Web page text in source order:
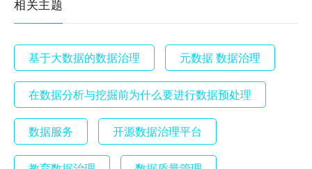
相关主题
基于大数据的数据治理 元数据 数据治理
在数据分析与挖掘前为什么要进行数据预处理
数据服务 开源数据治理平台